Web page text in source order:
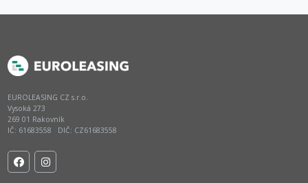
EUROLEASING CZ s.r.o.
Vysoká 273
269 01 Rakovník
IČ: 61683558 DIČ: CZ61683558